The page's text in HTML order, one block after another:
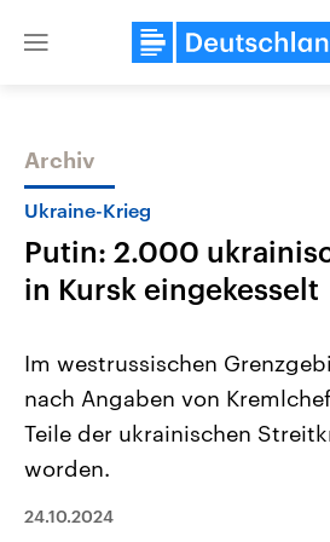
Close
Themen
Landtagswahl Sachsen-Anhalt
2026
Alle Informationen
Sachsen-Anhalt wählt am 6.
Landtag. Seit 2021 wird das
Archiv
Ukraine-Krieg
Putin: 2.000
in Kursk eingekesselt
Im westrussischen
nach Angaben von
Teile der ukrainischen
worden.
24.10.2024